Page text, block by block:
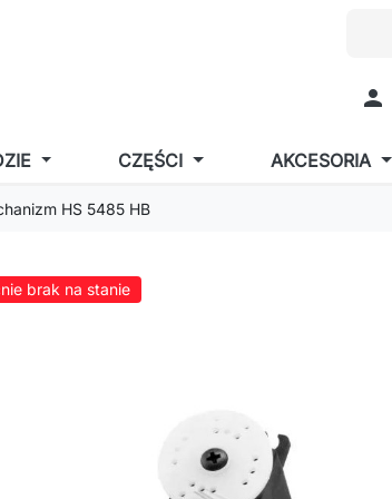

CZĘŚCI AKCESORIA
HS 5485 HB
brak na stanie